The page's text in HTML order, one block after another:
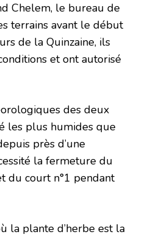
Chelem, le bureau de
terrains avant le début
de la Quinzaine, ils
et ont autorisé
des deux
les plus humides que
près d’une
la fermeture du
du court n°1 pendant
la plante d’herbe est la